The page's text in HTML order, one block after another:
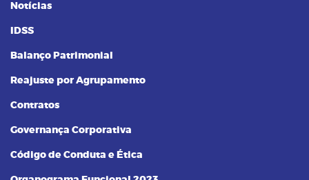
Notícias
IDSS
Balanço Patrimonial
Reajuste por Agrupamento
Contratos
Governança Corporativa
Código de Conduta e Ética